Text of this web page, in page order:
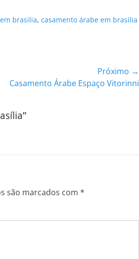
brasilia, casamento árabe em brasilia
Próximo →
Casamento Árabe Espaço Vitorinni
são marcados com *